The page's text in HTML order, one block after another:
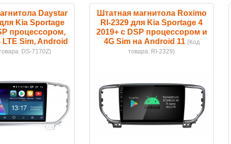
Daystar
Kia Sportage
процессором,
LTE Sim, Android
DS-7170Z)
Штатная магнитола Roximo
RI-2329 для Kia Sportage 4
2019+ c DSP процессором и
4G Sim на Android 11 (Код
товара: RI-2329)